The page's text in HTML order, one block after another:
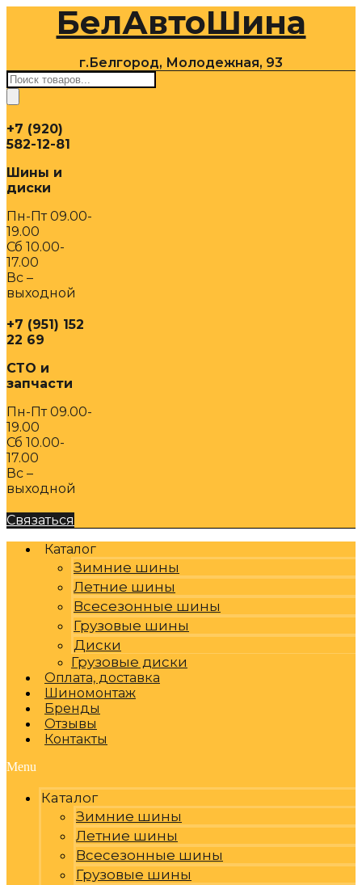
содержимомуБелАвтоШина
г.Белгород, Молодежная, 93
Поиск
товаров
+7 (920)
582-12-81
Шины и
диски
Пн-Пт 09.00-
19.00
Сб 10.00-
17.00
Вс –
выходной
+7 (951) 152
22 69
СТО и
запчасти
Пн-Пт 09.00-
19.00
Сб 10.00-
17.00
Вс –
выходной
Связаться
Каталог
Зимние шины
Летние шины
Всесезонные шины
Грузовые шины
Диски
Грузовые диски
Оплата, доставка
Шиномонтаж
Бренды
Отзывы
Контакты
Menu
Каталог
Зимние шины
Летние шины
Всесезонные шины
Грузовые шины